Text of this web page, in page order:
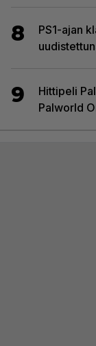
8
PS1-ajan
9
Hittipeli
Palworld